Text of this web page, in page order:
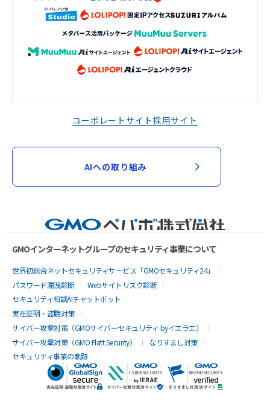
コーポレートサイト採用サイト
AIへの取り組み
GMOインターネットグループのセキュリティ事業について
世界初総合ネットセキュリティサービス「GMOセキュリティ24」
パスワード漏洩診断
Webサイトリスク診断
セキュリティ相談AIチャットボット
実在証明・盗聴対策
サイバー攻撃対策（GMOサイバーセキュリティ byイエラエ）
サイバー攻撃対策（GMO Flatt Security）
なりすまし対策
セキュリティ事業の軌跡